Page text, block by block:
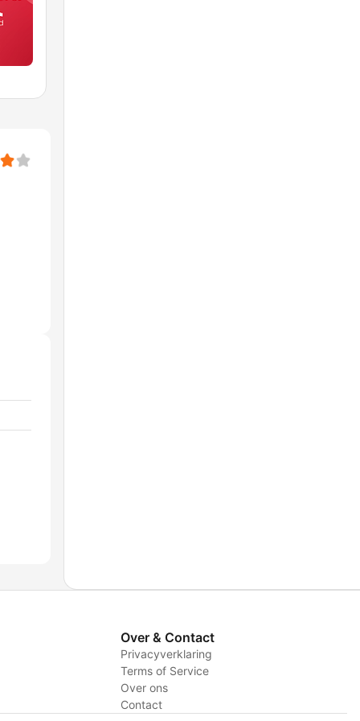
Over & Contact
Privacyverklaring
Terms of Service
Over ons
Contact